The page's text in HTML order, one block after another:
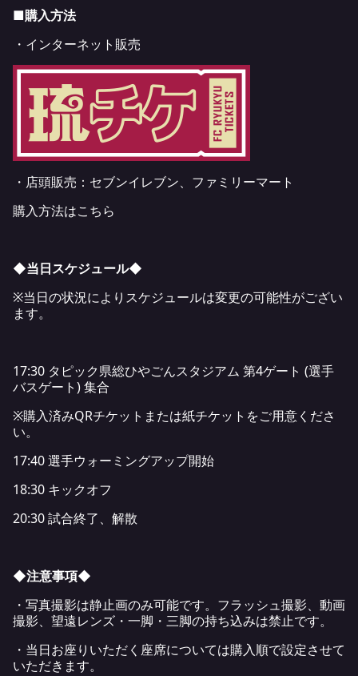
■購入方法
・インターネット販売
・店頭販売：セブンイレブン、ファミリーマート
購入方法はこちら
◆当日スケジュール◆
※当日の状況によりスケジュールは変更の可能性がござい
ます。
17:30 タピック県総ひやごんスタジアム 第4ゲート (選手
バスゲート) 集合
※購入済みQRチケットまたは紙チケットをご用意くださ
い。
17:40 選手ウォーミングアップ開始
18:30 キックオフ
20:30 試合終了、解散
◆注意事項◆
・写真撮影は静止画のみ可能です。フラッシュ撮影、動画
撮影、望遠レンズ・一脚・三脚の持ち込みは禁止です。
・当日お座りいただく座席については購入順で設定させて
いただきます。